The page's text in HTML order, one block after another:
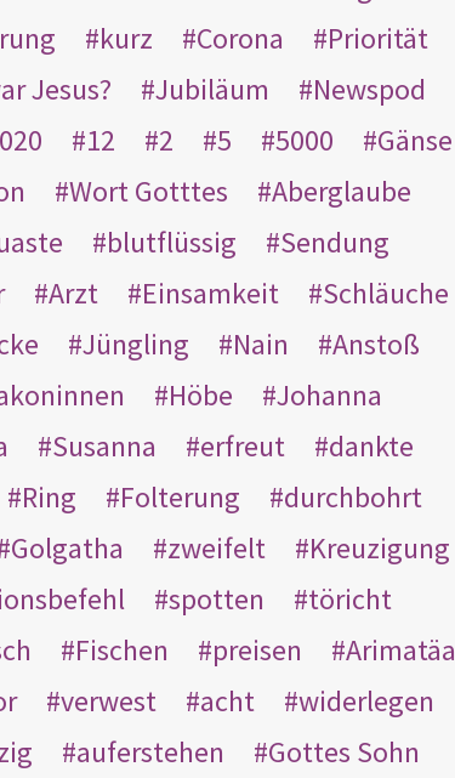
kurz Corona
Priorität
Jesus? Jubiläum
Newspod
12 2 5 5000
Gänse
Wort Gotttes
Aberglaube
blutflüssig
Sendung
Arzt Einsamkeit
Schläuche
Jüngling Nain
Anstoß
Höbe
Johanna
Susanna erfreut
dankte
Ring Folterung
durchbohrt
Golgatha zweifelt
Kreuzigung
spotten
töricht
Fischen preisen
Arimatäa
verwest acht
widerlegen
auferstehen Gottes Sohn